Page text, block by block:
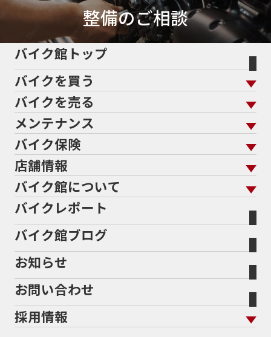
50thAnniversary50th記念モデル50周年
50周年記念モデル5600シリーズ
5インチカラーTFT液晶5バルブ5月600cc
60Thモデル 60th
61馬力636cc
689cc690SMCR
701エンデューロ72PS750750cc75th
765773cc800cc80s80万以下
80万以下大型80万円以下82185馬力883
883R890DUKE899 Panigale8月8月11日
8耐8耐見に行きたい
946ml950S950cc
ADDRESSADDRESS 110ADVADV150
ADV160AEROX
AEROX155 ABS
ANNIVERSARYAPEAPE 100 DXAPEX
ARMORED CORE2
Address125
整備のご相談
バイク館トップ
バイクを買う
バイクを買う トップ
バイクを探す
メーカーから探す
色から探す
スタイルから探す
排気量から探す
地域から探す
走行距離から探す
中古車から探す
バイクを売る
バイクを売る トップ
バイク館買取の強み
バイクを高く売るコツ
バイク買取の流れ
全国展開の強み
よくあるご質問
バイク買取強化車両
メーカー別買取相場・
ヤマハ
ホンダ
スズキ
トライアンフ
アプリリア
KTM
メンテナンス
メンテナンス トップ
バイク点検
バイク車検
Bikeep
プロテクションフィルム
バイク保険
バイク保険 トップ
自賠責保険
任意保険
バイク保険無料見積り（現在未加入の方）
バイク保険無料見積り（他社でご加入の方）
盗難保険
店舗情報
店舗情報 トップ
北海道
宮城
福島
茨城
栃木
バイク館について
バイク館について トップ
バイク館が選ばれる理由
会社概要
沿革
二輪公正取引協議会加盟店
バイクレポート
バイク館ブログ
お知らせ
お問い合わせ
採用情報